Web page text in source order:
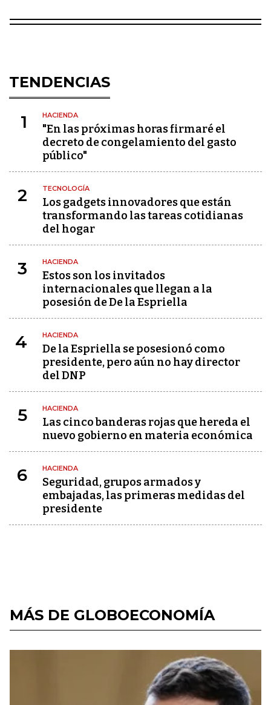
TENDENCIAS
1 HACIENDA
"En las próximas horas firmaré el
decreto de congelamiento del gasto
público"
2 TECNOLOGÍA
Los gadgets innovadores que están
transformando las tareas cotidianas
del hogar
3 HACIENDA
Estos son los invitados
internacionales que llegan a la
posesión de De la Espriella
4 HACIENDA
De la Espriella se posesionó como
presidente, pero aún no hay director
del DNP
5 HACIENDA
Las cinco banderas rojas que hereda el
nuevo gobierno en materia económica
6 HACIENDA
Seguridad, grupos armados y
embajadas, las primeras medidas del
presidente
MÁS DE GLOBOECONOMÍA